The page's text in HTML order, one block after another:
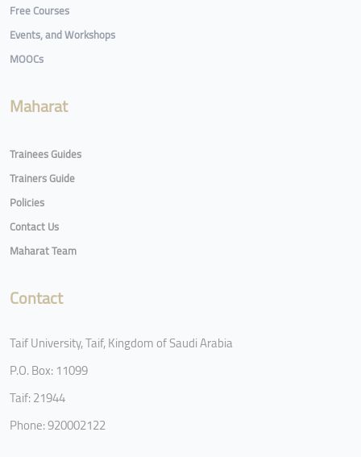
Free Courses
Events, and Workshops
MOOCs
Maharat
Trainees Guides
Trainers Guide
Policies
Contact Us
Maharat Team
Contact
Taif University, Taif, Kingdom of Saudi Arabia
P.O. Box: 11099
Taif: 21944
Phone: 920002122